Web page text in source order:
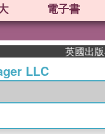
電子書
英國出版
LLC